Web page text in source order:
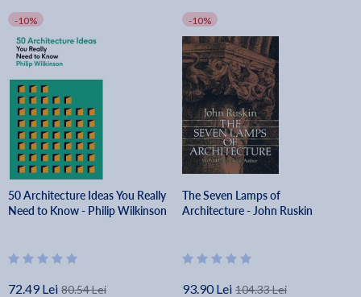
-10%
50 Architecture Ideas You Really
Need to Know - Philip Wilkinson
72.49 Lei 80.54 Lei
-10%
The Seven Lamps of
Architecture - John Ruskin
93.90 Lei 104.33 Lei